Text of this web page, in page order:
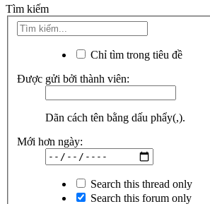
Tìm kiếm
Chỉ tìm trong tiêu đề
Được gửi bởi thành viên:
Dãn cách tên bằng dấu phẩy(,).
Mới hơn ngày:
Search this thread only
Search this forum only